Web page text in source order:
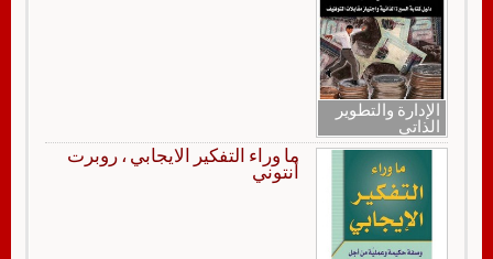
الإدارة والتطوير
الذاتي
ما وراء التفكير الايجابي ، روبرت
أنتوني